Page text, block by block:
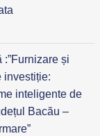
și
investiție:
inteligente de
Bacău –